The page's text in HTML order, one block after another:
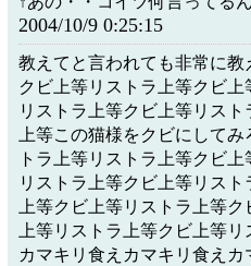
2004/10/9 0:25:15
教えてと言われても非常に教
クビ上等リストラ上等クビ
リストラ上等クビ上等リス
上等この猫様をクビにして
トラ上等リストラ上等クビ
リストラ上等クビ上等リス
上等クビ上等リストラ上等
上等リストラ上等クビ上等リ
カマキリ食えカマキリ食え